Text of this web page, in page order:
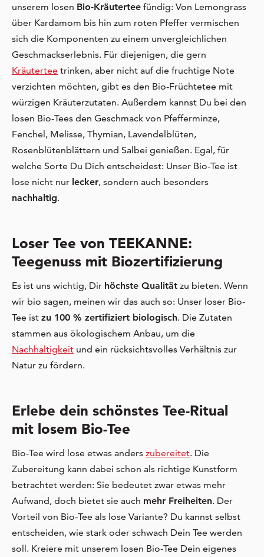
unserem losen Bio-Kräutertee fündig: Von Lemongrass
über Kardamom bis hin zum roten Pfeffer vermischen
sich die Komponenten zu einem unvergleichlichen
Geschmackserlebnis. Für diejenigen, die gern
Kräutertee trinken, aber nicht auf die fruchtige Note
verzichten möchten, gibt es den Bio-Früchtetee mit
würzigen Kräuterzutaten. Außerdem kannst Du bei den
losen Bio-Tees den Geschmack von Pfefferminze,
Fenchel, Melisse, Thymian, Lavendelblüten,
Rosenblütenblättern und Salbei genießen. Egal, für
welche Sorte Du Dich entscheidest: Unser Bio-Tee ist
lose nicht nur lecker, sondern auch besonders
nachhaltig.
Loser Tee von TEEKANNE:
Teegenuss mit Biozertifizierung
Es ist uns wichtig, Dir höchste Qualität zu bieten. Wenn
wir bio sagen, meinen wir das auch so: Unser loser Bio-
Tee ist zu 100 % zertifiziert biologisch. Die Zutaten
stammen aus ökologischem Anbau, um die
Nachhaltigkeit und ein rücksichtsvolles Verhältnis zur
Natur zu fördern.
Erlebe dein schönstes Tee-Ritual
mit losem Bio-Tee
Bio-Tee wird lose etwas anders zubereitet. Die
Zubereitung kann dabei schon als richtige Kunstform
betrachtet werden: Sie bedeutet zwar etwas mehr
Aufwand, doch bietet sie auch mehr Freiheiten. Der
Vorteil von Bio-Tee als lose Variante? Du kannst selbst
entscheiden, wie stark oder schwach Dein Tee werden
soll. Kreiere mit unserem losen Bio-Tee Dein eigenes